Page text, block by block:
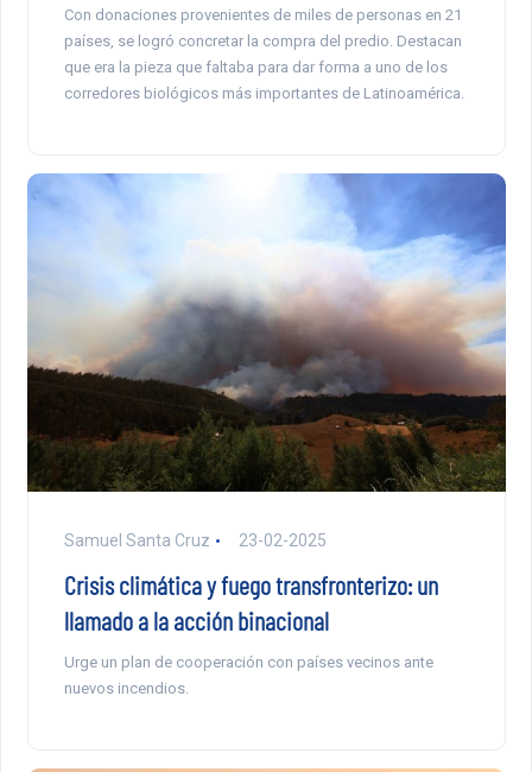
Con donaciones provenientes de miles de personas en 21
países, se logró concretar la compra del predio. Destacan
que era la pieza que faltaba para dar forma a uno de los
corredores biológicos más importantes de Latinoamérica.
Samuel Santa Cruz 23-02-2025
Crisis climática y fuego transfronterizo: un
llamado a la acción binacional
Urge un plan de cooperación con países vecinos ante
nuevos incendios.